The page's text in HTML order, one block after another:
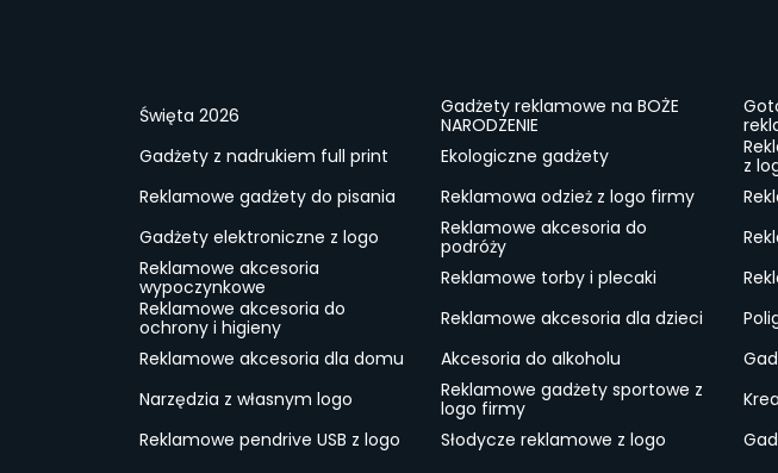
Święta 2026
Gadżety reklamowe na BOŻE
NARODZENIE
Gadżety z nadrukiem full print
Ekologiczne gadżety
z
Reklamowe gadżety do pisania
Reklamowa odzież z logo firmy
Gadżety elektroniczne z logo
Reklamowe akcesoria do
podróży
Reklamowe akcesoria
wypoczynkowe
Reklamowe torby i plecaki
Reklamowe akcesoria do
ochrony i higieny
Reklamowe akcesoria dla dzieci
Reklamowe akcesoria dla domu
Akcesoria do alkoholu
Narzędzia z własnym logo
Reklamowe gadżety sportowe z
logo firmy
Reklamowe pendrive USB z logo
Słodycze reklamowe z logo